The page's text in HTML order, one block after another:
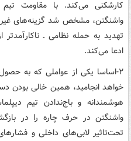
کارشکنی می‌کند. با مقاومت تیم
واشنگتن، مشخص شد گزینه‌های
تهدید به حمله نظامی ـ
ادعا می‌کند.
۲-اساسا یکی از عواملی که به
خواهد انجامید، همین خالی بودن
هوشمندانه و باج‌ندادن تیم
واشنگتن در حرف چاره را در
تحت‌تاثیر لابی‌های داخلی و